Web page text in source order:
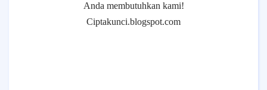
Anda membutuhkan kami!
Ciptakunci.blogspot.com